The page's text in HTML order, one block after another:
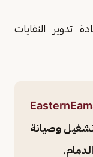
تدوير النفايات
وتشغيل وصيانة